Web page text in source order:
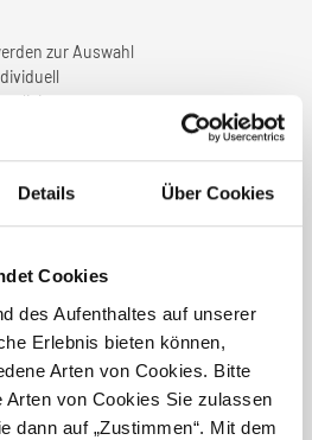
Details Über Cookies
Cookies
des Aufenthaltes auf unserer
Erlebnis bieten können,
Arten von Cookies. Bitte
Arten von Cookies Sie zulassen
dann auf „Zustimmen“. Mit dem
zur Auswahl
neutral )
bei
via app) ist
anwendbar